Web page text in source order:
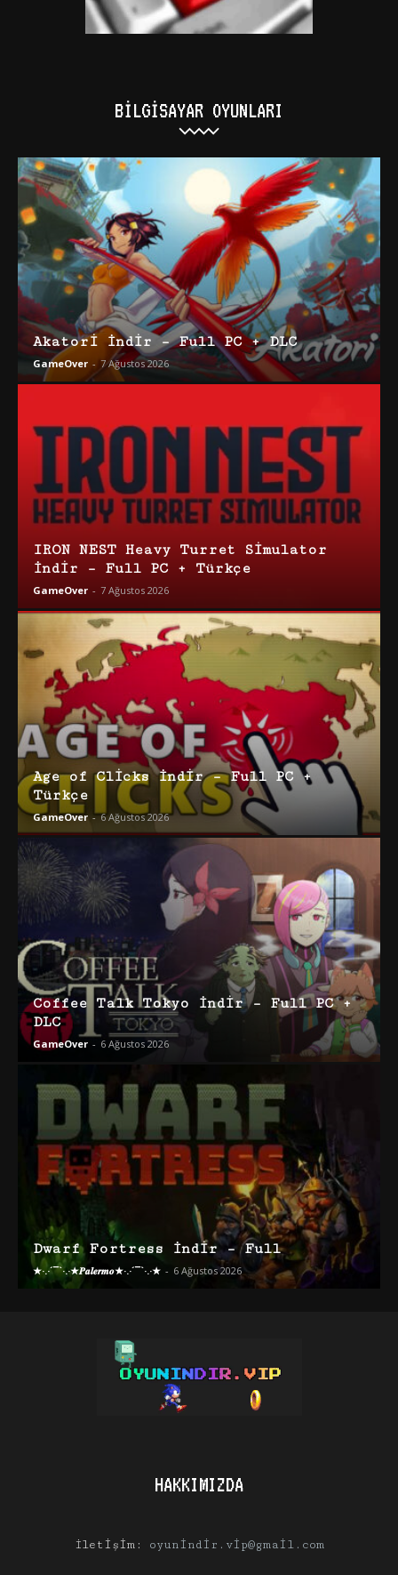
BILGISAYAR OYUNLARI
Akatori İndir – Full PC + DLC
GameOver - 7 Ağustos 2026
IRON NEST Heavy Turret Simulator
İndir – Full PC + Türkçe
GameOver - 7 Ağustos 2026
Age of Clicks İndir – Full PC +
Türkçe
GameOver - 6 Ağustos 2026
Coffee Talk Tokyo İndir – Full PC +
DLC
GameOver - 6 Ağustos 2026
Dwarf Fortress İndir – Full
★·.·´¯`·.·★𝑷𝒂𝒍𝒆𝒓𝒎𝒐★·.·´¯`·.·★ - 6 Ağustos 2026
HAKKIMIZDA
İletişim: oyunindir.vip@gmail.com